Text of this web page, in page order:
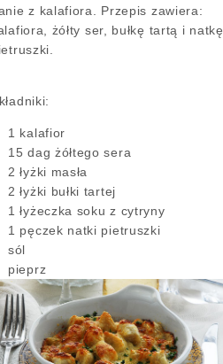
z kalafiora. Przepis zawiera:
żółty ser, bułkę tartą i natkę
1 kalafior
15 dag żółtego sera
2 łyżki masła
2 łyżki bułki tartej
1 łyżeczka soku z cytryny
1 pęczek natki pietruszki
sól
pieprz